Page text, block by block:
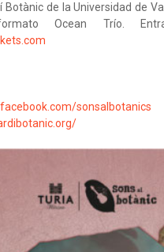
Botànic de la Universidad de
Ocean Trío.
sonsalbotanics